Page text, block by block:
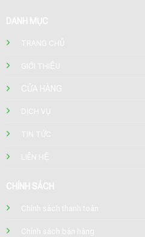
DANH MỤC
TRANG CHỦ
GIỚI THIỆU
CỬA HÀNG
DỊCH VỤ
TIN TỨC
LIÊN HỆ
CHÍNH SÁCH
Chính sách thanh toán
Chính sách bán hàng